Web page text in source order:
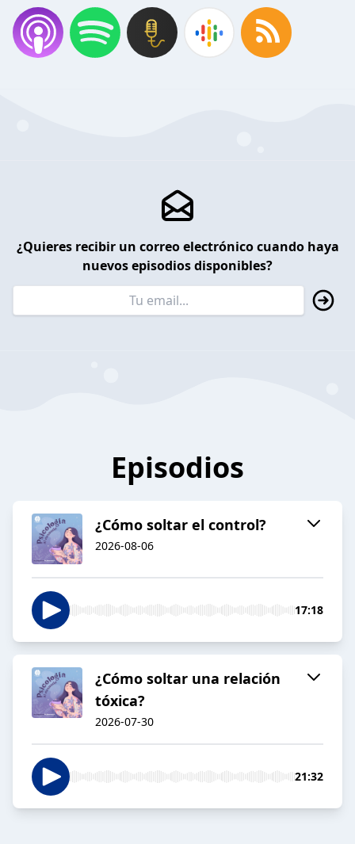
¿Quieres recibir un correo electrónico cuando haya
nuevos episodios disponibles?
Episodios
¿Cómo soltar el control?
2026-08-06
17:18
¿Cómo soltar una relación
tóxica?
2026-07-30
21:32